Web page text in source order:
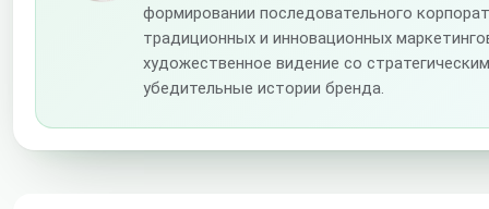
формировании последовательного
традиционных и инновационных
художественное видение со
убедительные истории бренда.